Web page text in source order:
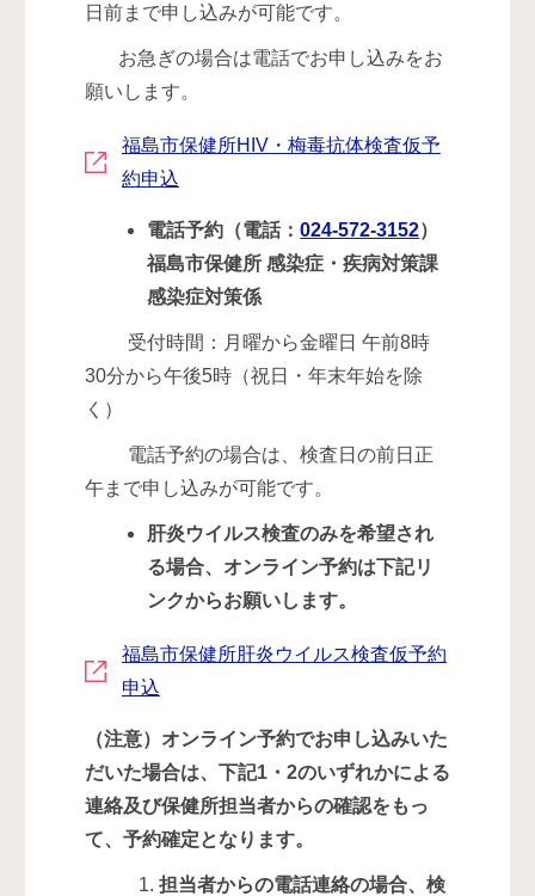
日前まで申し込みが可能です。
お急ぎの場合は電話でお申し込みをお
願いします。
福島市保健所HIV・梅毒抗体検査仮予
約申込
電話予約（電話：024-572-3152）
福島市保健所 感染症・疾病対策課
感染症対策係
受付時間：月曜から金曜日 午前8時
30分から午後5時（祝日・年末年始を除
く）
電話予約の場合は、検査日の前日正
午まで申し込みが可能です。
肝炎ウイルス検査のみを希望され
る場合、オンライン予約は下記リ
ンクからお願いします。
福島市保健所肝炎ウイルス検査仮予約
申込
（注意）オンライン予約でお申し込みいた
だいた場合は、下記1・2のいずれかによる
連絡及び保健所担当者からの確認をもっ
て、予約確定となります。
担当者からの電話連絡の場合、検